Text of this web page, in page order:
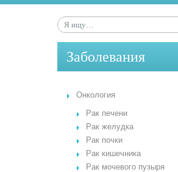
ЗАБОЛЕВАНИЯ
СОВЕТЫ ГАНДЕЛЬМАНА
Заболевания
Онкология
Рак печени
Рак желудка
Рак почки
Рак кишечника
Рак мочевого пузыря